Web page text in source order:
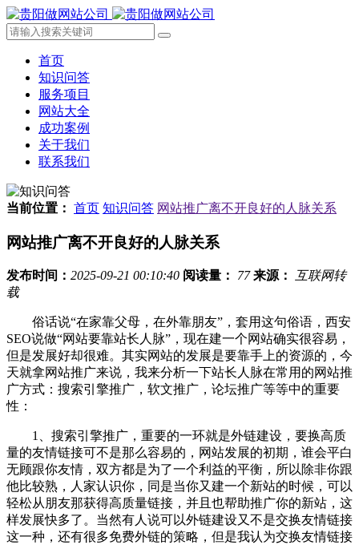
首页
知识问答
服务项目
网站大全
成功案例
关于我们
联系我们
当前位置： 首页 知识问答 网站推广离不开良好的人脉关系
网站推广离不开良好的人脉关系
发布时间： 2025-09-21 00:10:40 阅读量： 77 来源： 互联网转
载
俗话说“在家靠父母，在外靠朋友”，套用这句俗语，西安
SEO说做“网站要靠站长人脉”，现在建一个网站确实很容易，
但是发展好却很难。其实网站的发展是要靠手上的资源的，今
天就拿网站推广来说，我来分析一下站长人脉在常用的网站推
广方式：搜索引擎推广，软文推广，论坛推广等等中的重要
性：
1、搜索引擎推广，重要的一环就是外链建设，要换高质
量的友情链接可不是那么容易的，网站发展的初期，谁会平白
无顾跟你友情，双方都是为了一个利益的平衡，所以除非你跟
他比较熟，人家认识你，同是当你又建一个新站的时候，可以
轻松从朋友那获得高质量链接，并且也帮助推广你的新站，这
样发展快多了。当然有人说可以外链建设又不是交换友情链接
这一种，还有很多免费外链的策略，但是我认为交换友情链接